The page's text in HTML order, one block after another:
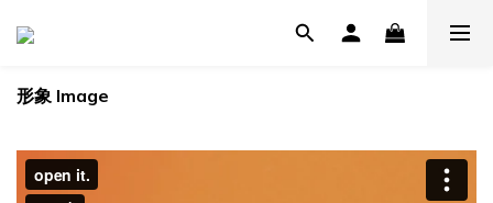
形象 Image